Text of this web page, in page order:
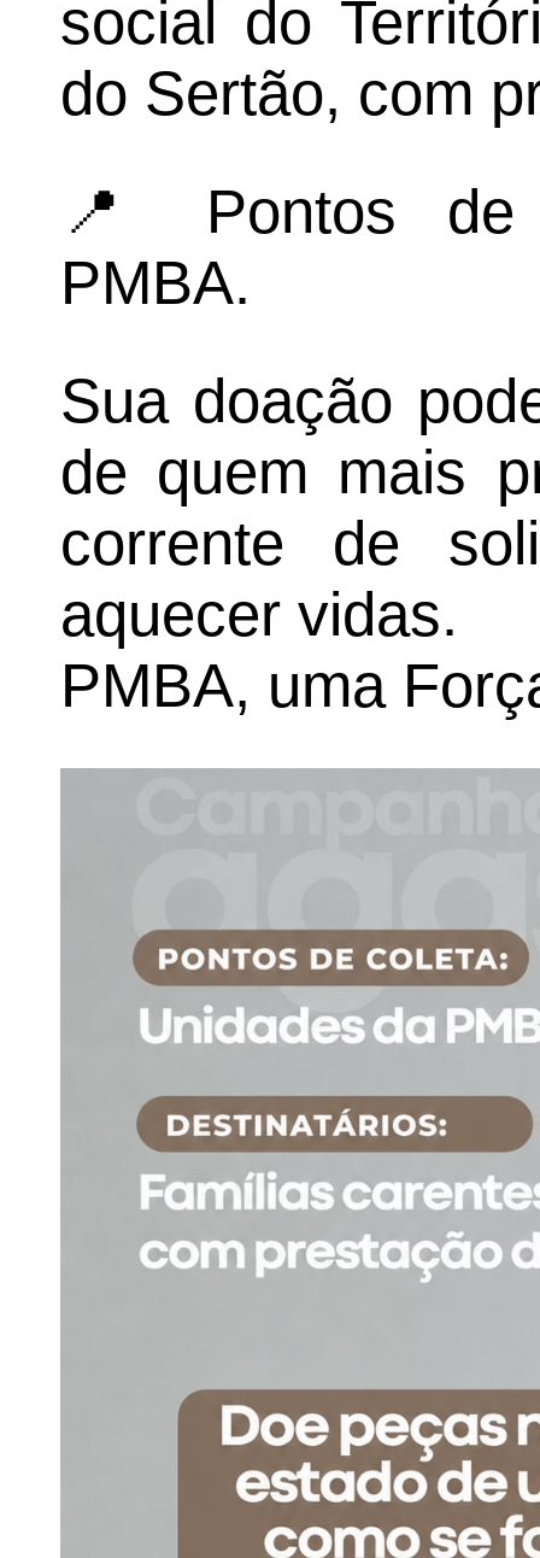
social do
do Sertão, com
📍 Pontos de
PMBA.
Sua doação
de quem mais
corrente de
aquecer vidas.
PMBA, uma